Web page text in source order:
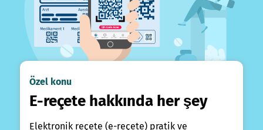
Özel konu
E-reçete hakkında her şey
Elektronik reçete (e-reçete) pratik ve